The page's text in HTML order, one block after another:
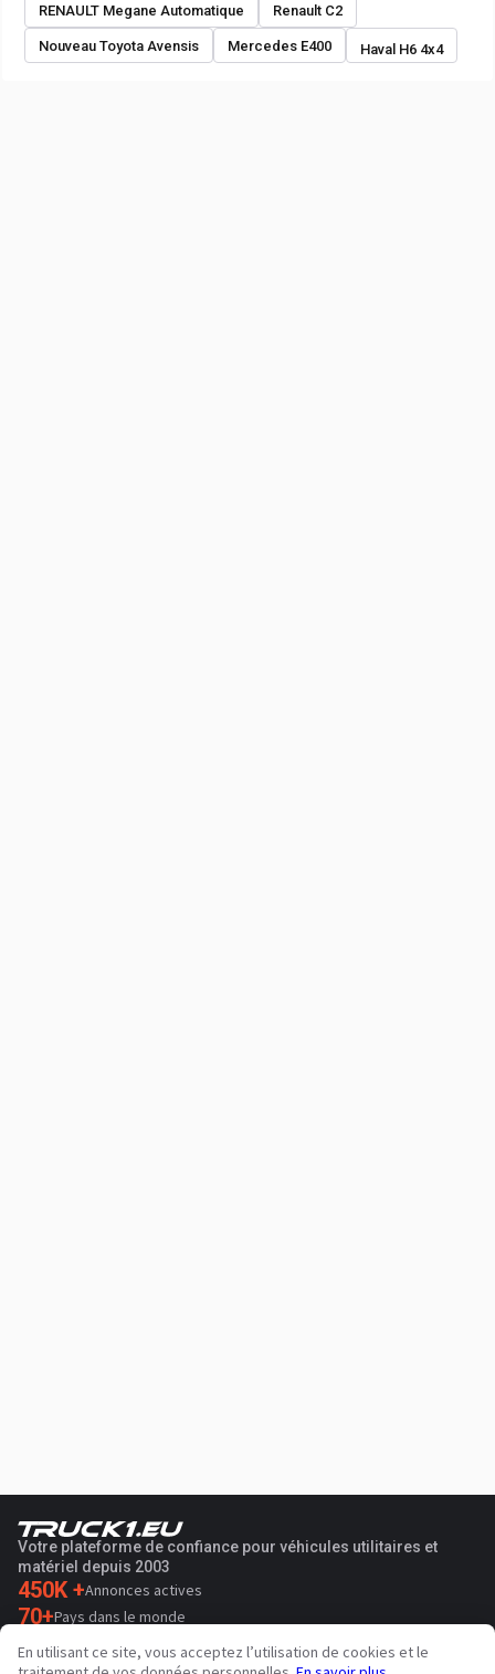
RENAULT Megane Automatique Renault C2
Nouveau Toyota Avensis Mercedes E400 Haval H6 4x4
Votre plateforme de confiance pour véhicules utilitaires et
matériel depuis 2003
450K +Annonces actives
70+Pays dans le monde
36 Langues prises en charge
En utilisant ce site, vous acceptez l’utilisation de cookies et le